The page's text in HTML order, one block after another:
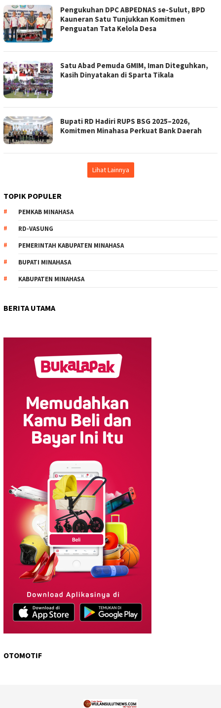
Pengukuhan DPC ABPEDNAS se-Sulut, BPD
Kauneran Satu Tunjukkan Komitmen
Penguatan Tata Kelola Desa
Satu Abad Pemuda GMIM, Iman Diteguhkan,
Kasih Dinyatakan di Sparta Tikala
Bupati RD Hadiri RUPS BSG 2025–2026,
Komitmen Minahasa Perkuat Bank Daerah
Lihat Lainnya
TOPIK POPULER
PEMKAB MINAHASA
RD-VASUNG
PEMERINTAH KABUPATEN MINAHASA
BUPATI MINAHASA
KABUPATEN MINAHASA
BERITA UTAMA
OTOMOTIF